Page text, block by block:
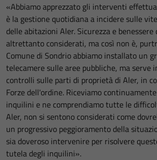
«Abbiamo apprezzato gli interventi
è la gestione quotidiana a incidere sulle
delle abitazioni Aler. Sicurezza e benessere
altrettanto considerati, ma così non è,
Comune di Sondrio abbiamo installato un
telecamere sulle aree pubbliche, ma serve
controlli sulle parti di proprietà di Aler, in
Forze dell'ordine. Riceviamo
inquilini e ne comprendiamo tutte le
Aler, non si sentono considerati come
un progressivo peggioramento della
sia doveroso intervenire per risolvere
tutela degli inquilini».